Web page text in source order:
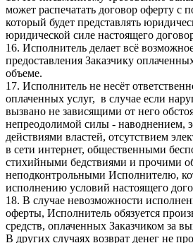
может распечатать договор оферту с
который будет представлять
юридической силе настоящего
16. Исполнитель делает всё
предоставления Заказчику
объеме.
17. Исполнитель не несёт
оплаченных услуг, в случае если
вызвано не зависящими от него
непреодолимой силы - наводнением,
действиями властей, отсутствием
в сети интернет, общественными
стихийными бедствиями и прочими
неподконтрольными Исполнителю,
исполнению условий настоящего
18. В случае невозможности
оферты, Исполнитель обязуется
средств, оплаченных Заказчиком за
В других случаях возврат денег не